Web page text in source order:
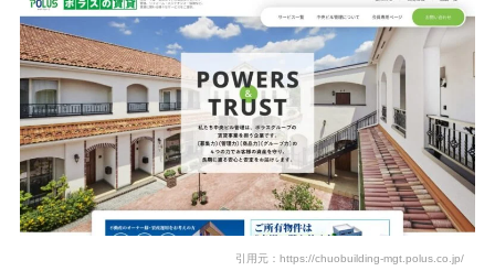
引用元：https://chuobuilding-mgt.polus.co.jp/